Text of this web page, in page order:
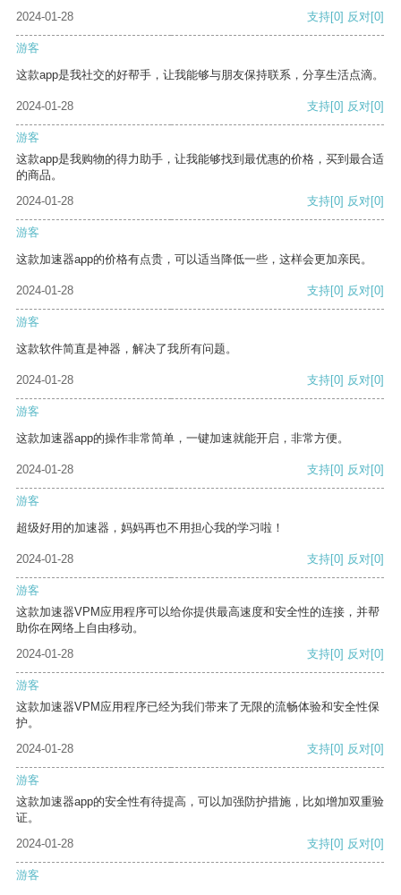
2024-01-28 支持[0] 反对[0]
游客
这款app是我社交的好帮手，让我能够与朋友保持联系，分享生活点滴。
2024-01-28 支持[0] 反对[0]
游客
这款app是我购物的得力助手，让我能够找到最优惠的价格，买到最合适
的商品。
2024-01-28
支持[0] 反对[0]
游客
这款加速器app的价格有点贵，可以适当降低一些，这样会更加亲民。
2024-01-28 支持[0] 反对[0]
游客
这款软件简直是神器，解决了我所有问题。
2024-01-28 支持[0] 反对[0]
游客
这款加速器app的操作非常简单，一键加速就能开启，非常方便。
2024-01-28 支持[0] 反对[0]
游客
超级好用的加速器，妈妈再也不用担心我的学习啦！
2024-01-28 支持[0] 反对[0]
游客
这款加速器VPM应用程序可以给你提供最高速度和安全性的连接，并帮
助你在网络上自由移动。
2024-01-28
支持[0] 反对[0]
游客
这款加速器VPM应用程序已经为我们带来了无限的流畅体验和安全性保
护。
2024-01-28
支持[0] 反对[0]
游客
这款加速器app的安全性有待提高，可以加强防护措施，比如增加双重验
证。
2024-01-28
支持[0] 反对[0]
游客